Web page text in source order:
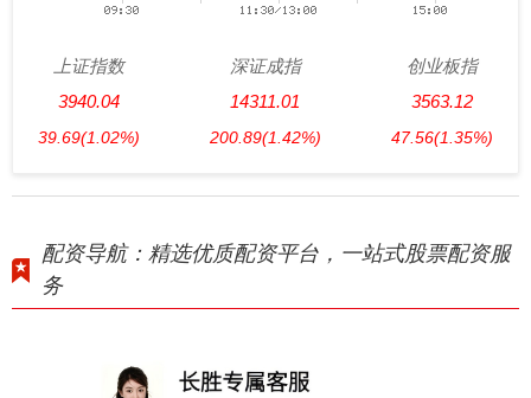
上证指数
3940.04
39.69(1.02%)
深证成指
14311.01
200.89(1.42%)
创业板指
3563.12
47.56(1.35%)
配资导航：精选优质配资平台，一站式股票配资服
务